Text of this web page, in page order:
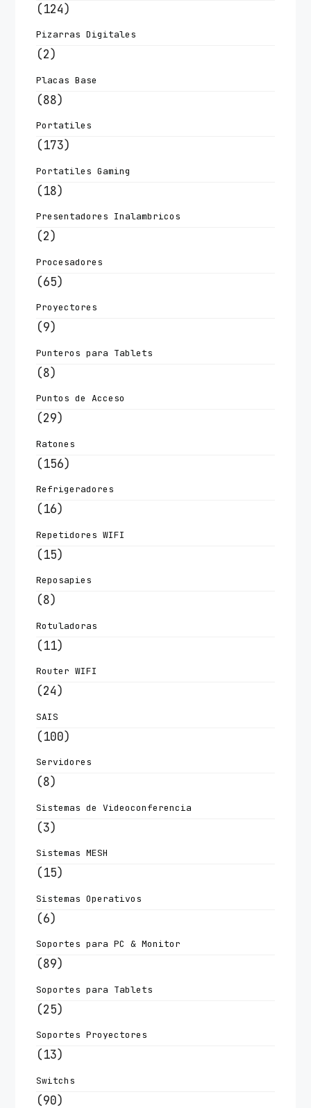
(124)
Pizarras Digitales
(2)
Placas Base
(88)
Portatiles
(173)
Portatiles Gaming
(18)
Presentadores Inalambricos
(2)
Procesadores
(65)
Proyectores
(9)
Punteros para Tablets
(8)
Puntos de Acceso
(29)
Ratones
(156)
Refrigeradores
(16)
Repetidores WIFI
(15)
Reposapies
(8)
Rotuladoras
(11)
Router WIFI
(24)
SAIS
(100)
Servidores
(8)
Sistemas de Videoconferencia
(3)
Sistemas MESH
(15)
Sistemas Operativos
(6)
Soportes para PC & Monitor
(89)
Soportes para Tablets
(25)
Soportes Proyectores
(13)
Switchs
(90)